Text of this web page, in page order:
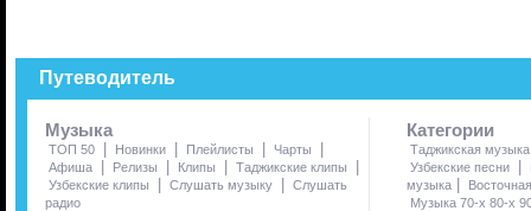
Путеводитель
Музыка
ТОП 50 | Новинки | Плейлисты | Чарты |
Афиша | Релизы | Клипы | Таджикские клипы |
Узбекские клипы | Слушать музыку | Слушать
радио
Категории
Таджикская музыка
Узбекские песни
|
музыка |
Музыка 70-х 80-х